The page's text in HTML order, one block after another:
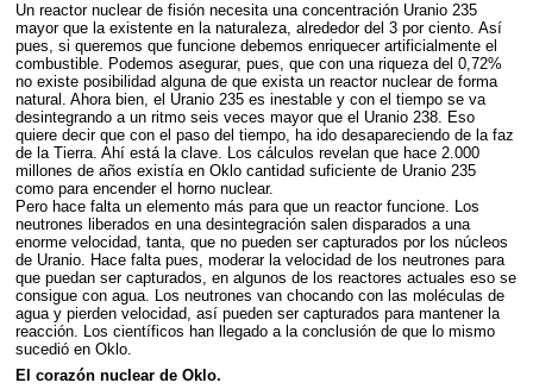
Un reactor nuclear de fisión necesita una concentración Uranio 235
mayor que la existente en la naturaleza, alrededor del 3 por ciento. Así
pues, si queremos que funcione debemos enriquecer artificialmente el
combustible. Podemos asegurar, pues, que con una riqueza del 0,72%
no existe posibilidad alguna de que exista un reactor nuclear de forma
natural. Ahora bien, el Uranio 235 es inestable y con el tiempo se va
desintegrando a un ritmo seis veces mayor que el Uranio 238. Eso
quiere decir que con el paso del tiempo, ha ido desapareciendo de la faz
de la Tierra. Ahí está la clave. Los cálculos revelan que hace 2.000
millones de años existía en Oklo cantidad suficiente de Uranio 235
como para encender el horno nuclear.
Pero hace falta un elemento más para que un reactor funcione. Los
neutrones liberados en una desintegración salen disparados a una
enorme velocidad, tanta, que no pueden ser capturados por los núcleos
de Uranio. Hace falta pues, moderar la velocidad de los neutrones para
que puedan ser capturados, en algunos de los reactores actuales eso se
consigue con agua. Los neutrones van chocando con las moléculas de
agua y pierden velocidad, así pueden ser capturados para mantener la
reacción. Los científicos han llegado a la conclusión de que lo mismo
sucedió en Oklo.
El corazón nuclear de Oklo.